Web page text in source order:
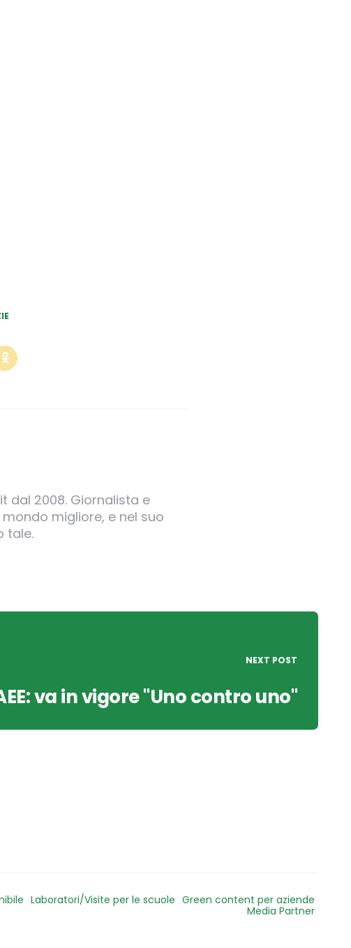
dal 2008. Giornalista e
migliore, e nel suo
tale.
NEXT POST
va in vigore "Uno contro uno"
Laboratori/Visite per le scuole Green content per aziende
Media Partner